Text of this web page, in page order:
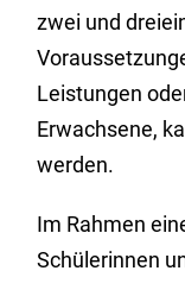
zwei und
Leistungen
Erwachsene,
werden.
Im Rahmen
Schülerinnen